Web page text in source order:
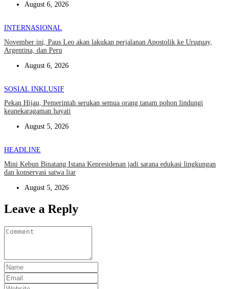
August 6, 2026
INTERNASIONAL
November ini, Paus Leo akan lakukan perjalanan Apostolik ke Uruguay,
Argentina, dan Peru
August 6, 2026
SOSIAL INKLUSIF
Pekan Hijau, Pemerintah serukan semua orang tanam pohon lindungi
keanekaragaman hayati
August 5, 2026
HEADLINE
Mini Kebun Binatang Istana Kepresidenan jadi sarana edukasi lingkungan
dan konservasi satwa liar
August 5, 2026
Leave a Reply